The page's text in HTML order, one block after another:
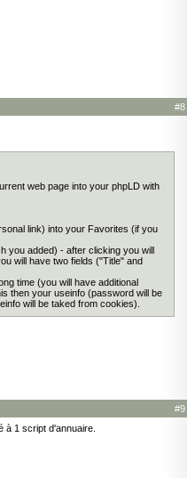
#8
web page into your phpLD with
link) into your Favorites (if you
you added) - after clicking you will
will have two fields ("Title" and
time (you will have additional
then your useinfo (password will be
will be taked from cookies).
#9
à 1 script d'annuaire.